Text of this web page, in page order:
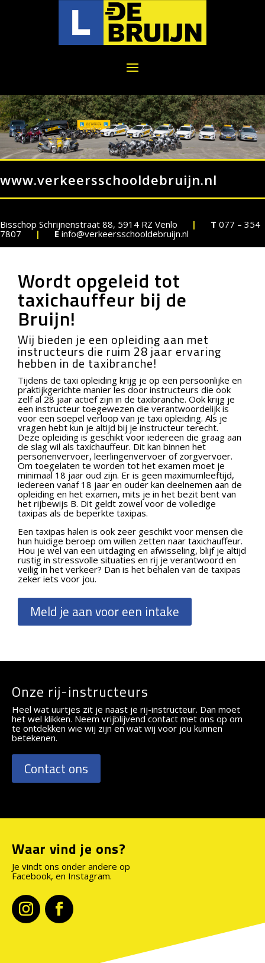
www.verkeersschooldebruijn.nl
Bisschop Schrijnenstraat 88, 5914 RZ Venlo | T 077 – 354
7807 | E info@verkeersschooldebruijn.nl
Wordt opgeleid tot
taxichauffeur bij de
Bruijn!
Wij bieden je een opleiding aan met
instructeurs die ruim 28 jaar ervaring
hebben in de taxibranche!
Tijdens de taxi opleiding krijg je op een persoonlijke en
praktijkgerichte manier les door instructeurs die ook
zelf al 28 jaar actief zijn in de taxibranche. Ook krijg je
een instructeur toegewezen die verantwoordelijk is
voor een soepel verloop van je taxi opleiding. Als je
vragen hebt kun je altijd bij je instructeur terecht.
Deze opleiding is geschikt voor iedereen die graag aan
de slag wil als taxichauffeur. Dit kan binnen het
personenvervoer, leerlingenvervoer of zorgvervoer.
Om toegelaten te worden tot het examen moet je
minimaal 18 jaar oud zijn. Er is geen maximumleeftijd,
iedereen vanaf 18 jaar en ouder kan deelnemen aan de
opleiding en het examen, mits je in het bezit bent van
het rijbewijs B. Dit geldt zowel voor de volledige
taxipas als de beperkte taxipas.
Een taxipas halen is ook zeer geschikt voor mensen die
hun huidige beroep om willen zetten naar taxichauffeur.
Hou je wel van een uitdaging en afwisseling, blijf je altijd
rustig in stressvolle situaties en rij je verantwoord en
veilig in het verkeer? Dan is het behalen van de taxipas
zeker iets voor jou.
Meld je aan voor een intake
Onze rij-instructeurs
Heel wat uurtjes zit je naast je rij-instructeur. Dan moet
het wel klikken. Neem vrijblijvend contact met ons op om
te ontdekken wie wij zijn en wat wij voor jou kunnen
betekenen.
Contact ons
Waar vind je ons?
Je vindt ons onder andere op
Facebook, en Instagram.